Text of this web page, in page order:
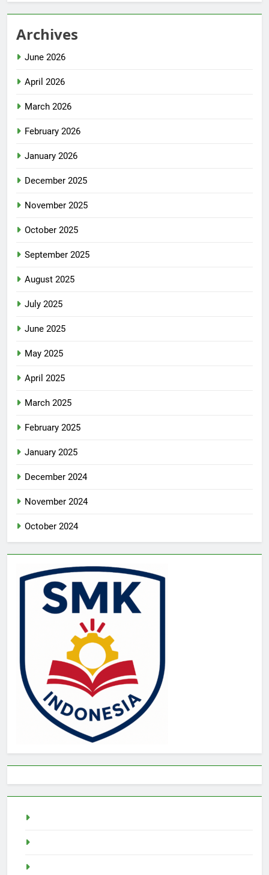
Archives
June 2026
April 2026
March 2026
February 2026
January 2026
December 2025
November 2025
October 2025
September 2025
August 2025
July 2025
June 2025
May 2025
April 2025
March 2025
February 2025
January 2025
December 2024
November 2024
October 2024